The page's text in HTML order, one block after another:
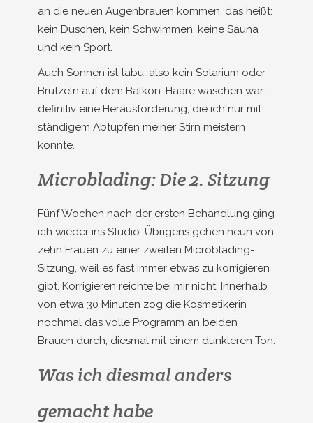
an die neuen Augenbrauen kommen, das heißt:
kein Duschen, kein Schwimmen, keine Sauna
und kein Sport.
Auch Sonnen ist tabu, also kein Solarium oder
Brutzeln auf dem Balkon. Haare waschen war
definitiv eine Herausforderung, die ich nur mit
ständigem Abtupfen meiner Stirn meistern
konnte.
Microblading: Die 2. Sitzung
Fünf Wochen nach der ersten Behandlung ging
ich wieder ins Studio. Übrigens gehen neun von
zehn Frauen zu einer zweiten Microblading-
Sitzung, weil es fast immer etwas zu korrigieren
gibt. Korrigieren reichte bei mir nicht: Innerhalb
von etwa 30 Minuten zog die Kosmetikerin
nochmal das volle Programm an beiden
Brauen durch, diesmal mit einem dunkleren Ton.
Was ich diesmal anders
gemacht habe